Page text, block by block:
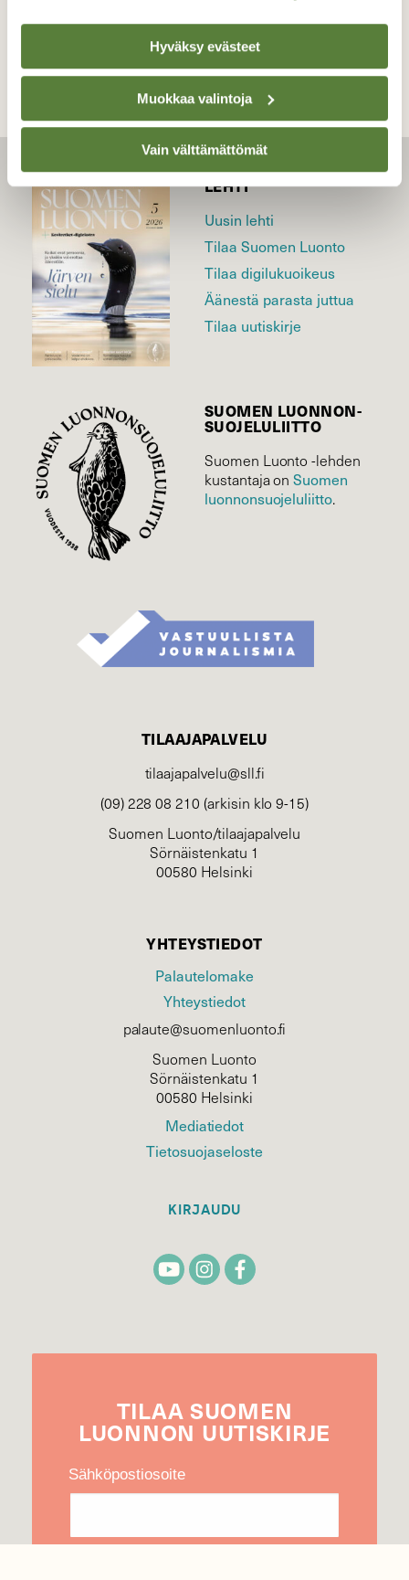
Hyväksy evästeet
Muokkaa valintoja
Vain välttämättömät
LEHTI
Uusin lehti
Tilaa Suomen Luonto
Tilaa digilukuoikeus
Äänestä parasta juttua
Tilaa uutiskirje
SUOMEN LUONNON­
SUOJELU­LIITTO
Suomen Luonto -lehden
kustantaja onSuomen
luonnonsuojelu­liitto.
TILAAJAPALVELU
tilaajapalvelu@sll.fi
(09) 228 08 210 (arkisin klo 9-15)
Suomen Luonto/tilaajapalvelu
Sörnäistenkatu 1
00580 Helsinki
YHTEYSTIEDOT
Palautelomake
Yhteystiedot
palaute@suomenluonto.fi
Suomen Luonto
Sörnäistenkatu 1
00580 Helsinki
Mediatiedot
Tietosuojaseloste
KIRJAUDU
TILAA SUOMEN
LUONNON UUTIS­KIRJE
Sähköpostiosoite